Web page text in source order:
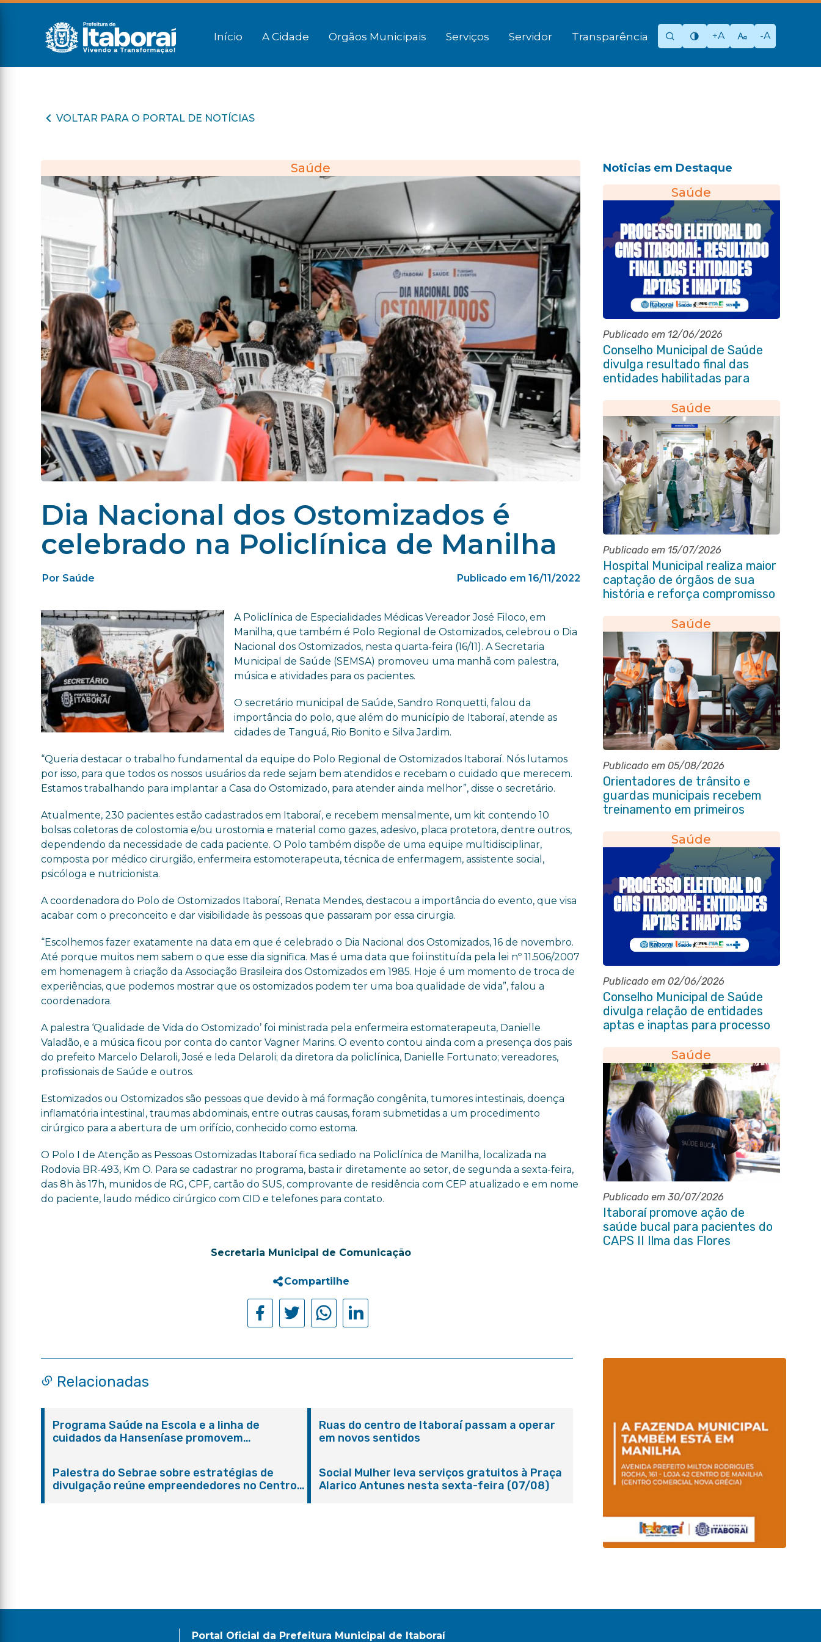
Início A Cidade Orgãos Municipais Serviços Servidor Transparência +A -A
VOLTAR PARA O PORTAL DE NOTÍCIAS
Saúde
Dia Nacional dos Ostomizados é
celebrado na Policlínica de Manilha
Por Saúde Publicado em 16/11/2022
A Policlínica de Especialidades Médicas Vereador José Filoco, em
Manilha, que também é Polo Regional de Ostomizados, celebrou o Dia
Nacional dos Ostomizados, nesta quarta-feira (16/11). A Secretaria
Municipal de Saúde (SEMSA) promoveu uma manhã com palestra,
música e atividades para os pacientes.
O secretário municipal de Saúde, Sandro Ronquetti, falou da
importância do polo, que além do município de Itaboraí, atende as
cidades de Tanguá, Rio Bonito e Silva Jardim.
“Queria destacar o trabalho fundamental da equipe do Polo Regional de Ostomizados Itaboraí. Nós lutamos
por isso, para que todos os nossos usuários da rede sejam bem atendidos e recebam o cuidado que merecem.
Estamos trabalhando para implantar a Casa do Ostomizado, para atender ainda melhor”, disse o secretário.
Atualmente, 230 pacientes estão cadastrados em Itaboraí, e recebem mensalmente, um kit contendo 10
bolsas coletoras de colostomia e/ou urostomia e material como gazes, adesivo, placa protetora, dentre outros,
dependendo da necessidade de cada paciente. O Polo também dispõe de uma equipe multidisciplinar,
composta por médico cirurgião, enfermeira estomoterapeuta, técnica de enfermagem, assistente social,
psicóloga e nutricionista.
A coordenadora do Polo de Ostomizados Itaboraí, Renata Mendes, destacou a importância do evento, que visa
acabar com o preconceito e dar visibilidade às pessoas que passaram por essa cirurgia.
“Escolhemos fazer exatamente na data em que é celebrado o Dia Nacional dos Ostomizados, 16 de novembro.
Até porque muitos nem sabem o que esse dia significa. Mas é uma data que foi instituída pela lei nº 11.506/2007
em homenagem à criação da Associação Brasileira dos Ostomizados em 1985. Hoje é um momento de troca de
experiências, que podemos mostrar que os ostomizados podem ter uma boa qualidade de vida”, falou a
coordenadora.
A palestra ‘Qualidade de Vida do Ostomizado’ foi ministrada pela enfermeira estomaterapeuta, Danielle
Valadão, e a música ficou por conta do cantor Vagner Marins. O evento contou ainda com a presença dos pais
do prefeito Marcelo Delaroli, José e Ieda Delaroli; da diretora da policlínica, Danielle Fortunato; vereadores,
profissionais de Saúde e outros.
Estomizados ou Ostomizados são pessoas que devido à má formação congênita, tumores intestinais, doença
inflamatória intestinal, traumas abdominais, entre outras causas, foram submetidas a um procedimento
cirúrgico para a abertura de um orifício, conhecido como estoma.
O Polo I de Atenção as Pessoas Ostomizadas Itaboraí fica sediado na Policlínica de Manilha, localizada na
Rodovia BR-493, Km O. Para se cadastrar no programa, basta ir diretamente ao setor, de segunda a sexta-feira,
das 8h às 17h, munidos de RG, CPF, cartão do SUS, comprovante de residência com CEP atualizado e em nome
do paciente, laudo médico cirúrgico com CID e telefones para contato.
Secretaria Municipal de Comunicação
Compartilhe
Noticias em Destaque
Saúde
Publicado em 12/06/2026
Conselho Municipal de Saúde
divulga resultado final das
entidades habilitadas para
2030
Saúde
Publicado em 15/07/2026
Hospital Municipal realiza maior
captação de órgãos de sua
história e reforça compromisso
Saúde
Publicado em 05/08/2026
Orientadores de trânsito e
guardas municipais recebem
treinamento em primeiros
Saúde
Publicado em 02/06/2026
Conselho Municipal de Saúde
divulga relação de entidades
aptas e inaptas para processo
2030
Saúde
Publicado em 30/07/2026
Itaboraí promove ação de
saúde bucal para pacientes do
CAPS II Ilma das Flores
Relacionadas
Programa Saúde na Escola e a linha de
cuidados da Hanseníase promovem
Ruas do centro de Itaboraí passam a operar
em novos sentidos
Palestra do Sebrae sobre estratégias de
divulgação reúne empreendedores no Centro
Social Mulher leva serviços gratuitos à Praça
Alarico Antunes nesta sexta-feira (07/08)
Portal Oficial da Prefeitura Municipal de Itaboraí